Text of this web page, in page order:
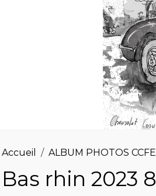
Accueil ALBUM PHOTOS CCFE
Bas rhin 2023 8